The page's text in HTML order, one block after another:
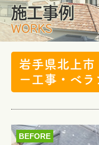
施工事例
WORKS
岩手県北上
ー工事・ベ
BEFORE